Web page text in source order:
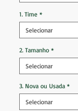
1. Time *
2. Tamanho *
3. Nova ou Usada *